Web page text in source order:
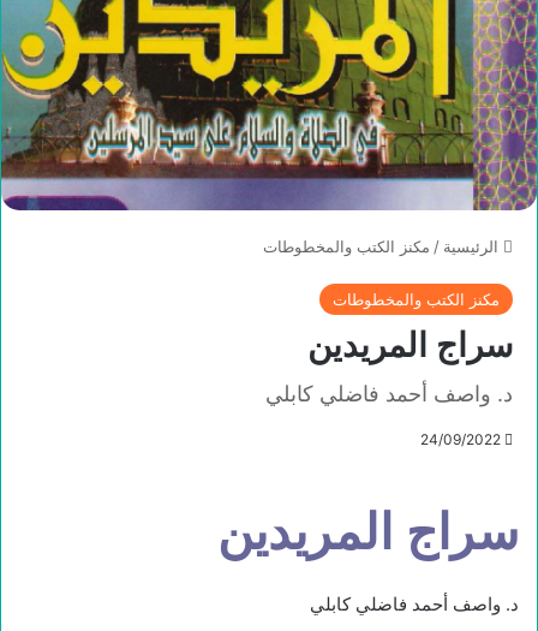
الرئيسية / مكنز الكتب والمخطوطات
مكنز الكتب والمخطوطات
سراج المريدين
د. واصف أحمد فاضلي كابلي
24/09/2022
سراج المريدين
د. واصف أحمد فاضلي كابلي